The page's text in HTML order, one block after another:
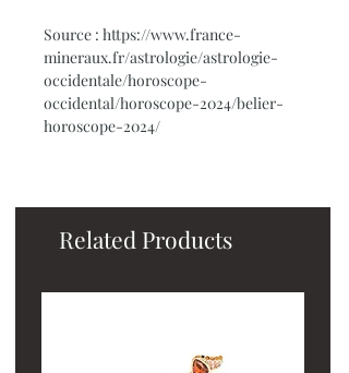
Source : https://www.france-
mineraux.fr/astrologie/astrologie-
occidentale/horoscope-
occidental/horoscope-2024/belier-
horoscope-2024/
Related Products